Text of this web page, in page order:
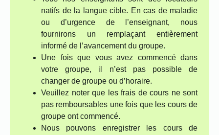
natifs de la langue cible. En cas de maladie
ou d’urgence de l’enseignant, nous
fournirons un remplaçant entièrement
informé de l’avancement du groupe.
Une fois que vous avez commencé dans
votre groupe, il n’est pas possible de
changer de groupe ou d’horaire.
Veuillez noter que les frais de cours ne sont
pas remboursables une fois que les cours de
groupe ont commencé.
Nous pouvons enregistrer les cours de